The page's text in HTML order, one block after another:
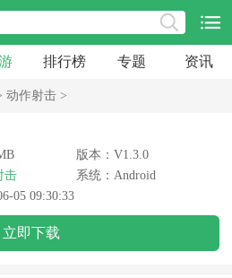
排行榜 专题 资讯
动作射击 >
版本：V1.3.0
击
系统：Android
05 09:30:33
立即下载